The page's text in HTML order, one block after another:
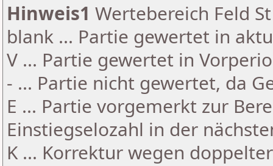
Hinweis1 Wertebereich Feld
blank ... Partie gewertet in
V ... Partie gewertet in
- ... Partie nicht gewertet, da
E ... Partie vorgemerkt zur
Einstiegselozahl in der
K ... Korrektur wegen